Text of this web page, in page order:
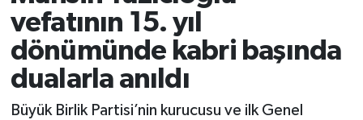
vefatının 15. yıl
dönümünde kabri başında
dualarla anıldı
Büyük Birlik Partisi’nin kurucusu ve ilk Genel